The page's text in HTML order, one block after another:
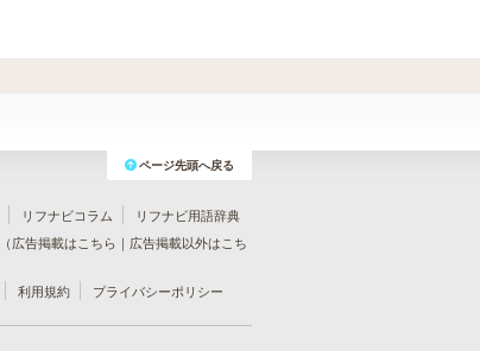
ページ先頭へ戻る
リフナビコラム
リフナビ用語辞典
広告掲載はこちら ｜ 広告掲載以外はこち
利用規約 プライバシーポリシー